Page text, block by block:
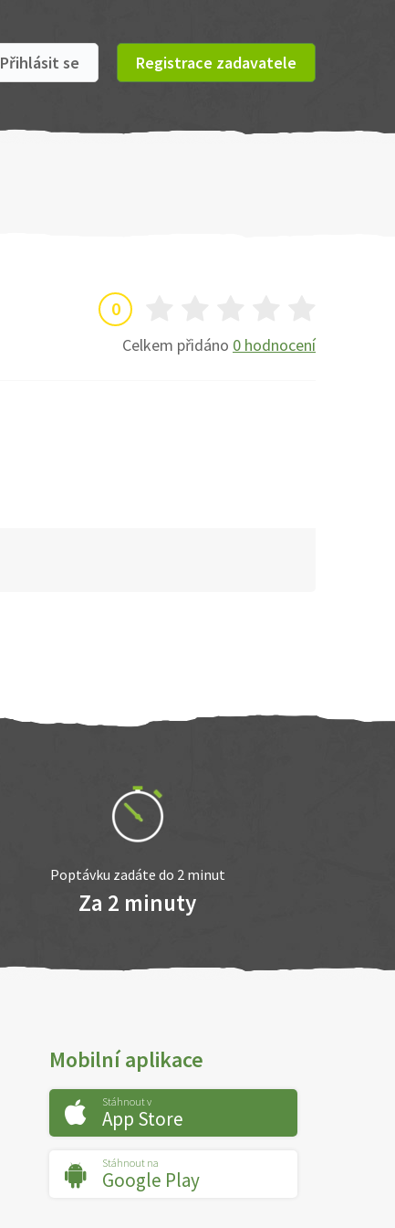
Přihlásit se Registrace zadavatele
0
Celkem přidáno 0 hodnocení
Poptávku zadáte do 2 minut
Za 2 minuty
Mobilní aplikace
Stáhnout v
App Store
Stáhnout na
Google Play